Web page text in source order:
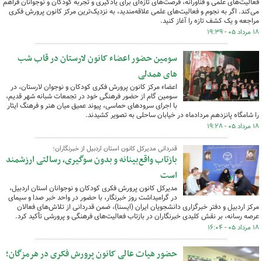
می‌کند. اگر به نجوم و فعالیت‌های علمی علاقه‌مندید، به نزدیک‌ترین مرکز کانون پرورش فکری
مراجعه و یک کشف تازه را آغاز کنید.
۱۸ مرداد ۰۵ - ۱۹:۳۹
سومین حضور اعضاء کانون لارستان در قاب شب
های همدلی
اعضاء مرکز کانون پرورش فکری کودکان و نوجوان لارستان، در
سومین گام از حضور فرهنگی خود در تجمعات شبانه شهر قدیم،
با اجرای سرودهای حماسی، پیوند عمیق میان هنر و فرهنگ ایثار
را شامگاه پانزدهم مردادماه در خیابان ساحلی به تصویر کشیدند.
۱۸ مرداد ۰۵ - ۱۹:۲۸
قدردانی مدیرکل کانون استان اردبیل از خبرنگاران؛
بازتاب واقع‌بینانه و بدون سوگیری، رسالتی ارزشمند
است
مدیرکل کانون پرورش فکری کودکان و نوجوانان استان اردبیل،
در گرامیداشت روز خبرنگار، با حضور در واحد خبر صدا و سیمای
مرکز اردبیل و دفتر خبرگزاری دانشجویان ایران (ایسنا)، ضمن قدردانی از تلاش‌های فعالان
عرصه رسانه، بر نقش کلیدی خبرنگاران در بازتاب فعالیت‌های فرهنگی و پرورشی تأکید کرد.
۱۸ مرداد ۰۵ - ۱۶:۰۴
حضور هیات عالی کانون پرورش فکری در هرمزگان؛